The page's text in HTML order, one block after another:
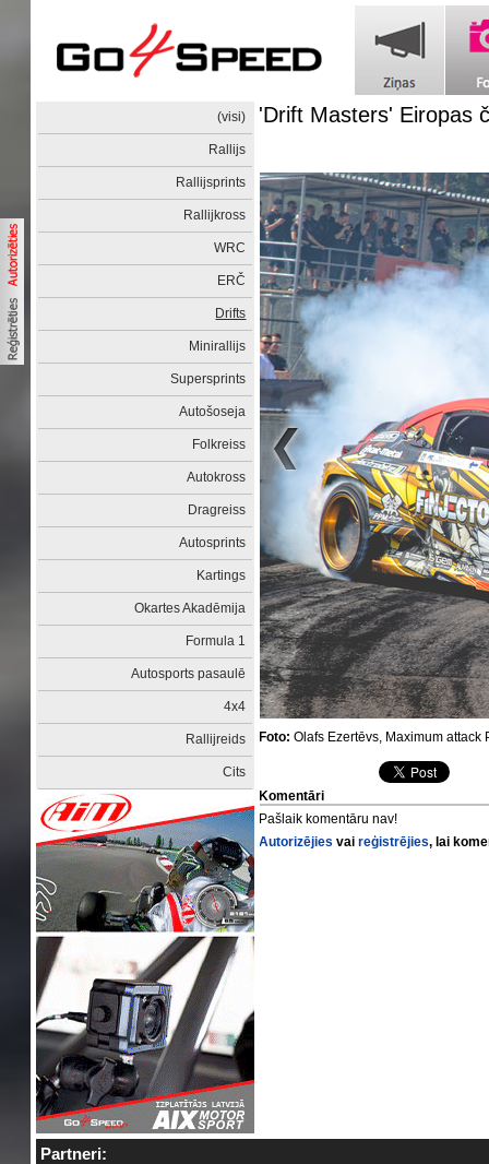
(visi)
Rallijs
Rallijsprints
Rallijkross
WRC
ERČ
Drifts
Minirallijs
Supersprints
Autošoseja
Folkreiss
Autokross
Dragreiss
Autosprints
Kartings
Okartes Akadēmija
Formula 1
Autosports pasaulē
4x4
Rallijreids
Cits
'Drift Masters' Eiropas
Foto: Olafs Ezertēvs, Maximum attack
Komentāri
Pašlaik komentāru nav!
Autorizējies vaireģistrējies, lai
Partneri: